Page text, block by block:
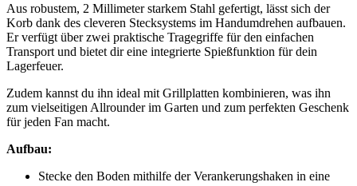
Aus robustem, 2 Millimeter starkem Stahl gefertigt, lässt sich der
Korb dank des cleveren Stecksystems im Handumdrehen aufbauen.
Er verfügt über zwei praktische Tragegriffe für den einfachen
Transport und bietet dir eine integrierte Spießfunktion für dein
Lagerfeuer.
Zudem kannst du ihn ideal mit Grillplatten kombinieren, was ihn
zum vielseitigen Allrounder im Garten und zum perfekten Geschenk
für jeden Fan macht.
Aufbau:
Stecke den Boden mithilfe der Verankerungshaken in eine